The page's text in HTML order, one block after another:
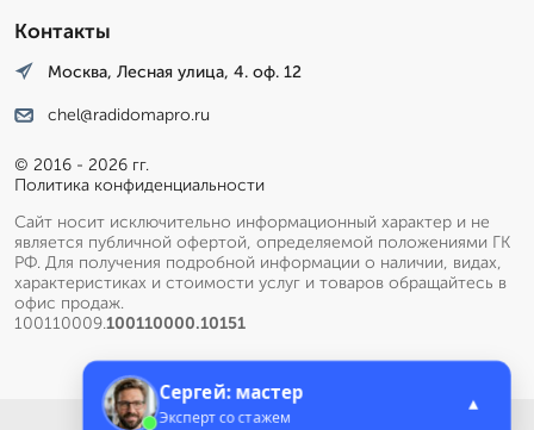
Контакты
Москва, Лесная улица, 4. оф. 12
chel@radidomapro.ru
© 2016 - 2026 гг.
Политика конфиденциальности
Сайт носит исключительно информационный характер и не
является публичной офертой, определяемой положениями ГК
РФ. Для получения подробной информации о наличии, видах,
характеристиках и стоимости услуг и товаров обращайтесь в
офис продаж.
100110009.100110000.10151
Сергей: мастер
Эксперт со стажем
▲